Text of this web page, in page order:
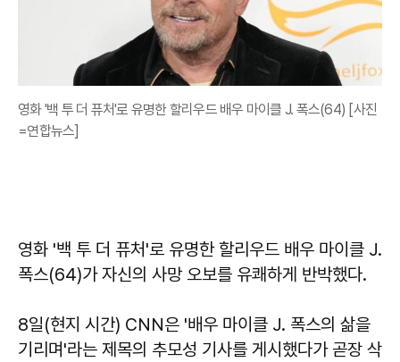
영화 '백 투 더 퓨처'로 유명한 할리우드 배우 마이클 J. 폭스(64) [사진
=연합뉴스]
영화 '백 투 더 퓨처'로 유명한 할리우드 배우 마이클 J.
폭스(64)가 자신의 사망 오보를 유쾌하게 반박했다.
8일(현지 시간) CNN은 '배우 마이클 J. 폭스의 삶을
기리며'라는 제목의 추모성 기사를 게시했다가 곧장 삭